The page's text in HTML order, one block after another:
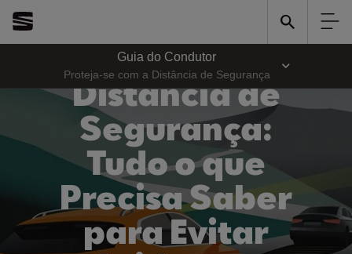
Guia do Condutor
Proteja-se com a Distância de Segurança
Distância de
Segurança:
Tudo o que
Precisa Saber
para Evitar